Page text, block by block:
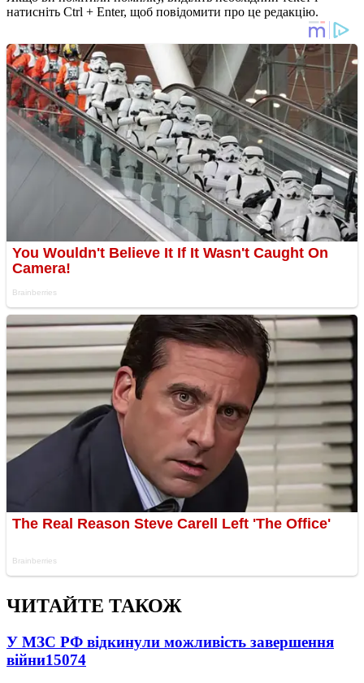
натисніть Ctrl + Enter, щоб повідомити про це редакцію.
ЧИТАЙТЕ ТАКОЖ
У МЗС РФ відкинули можливість завершення
війни15074